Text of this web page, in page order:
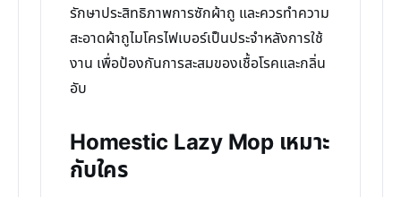
รักษาประสิทธิภาพการซักผ้าถู และควรทำความ
สะอาดผ้าถูไมโครไฟเบอร์เป็นประจำหลังการใช้
งาน เพื่อป้องกันการสะสมของเชื้อโรคและกลิ่น
อับ
Homestic Lazy Mop เหมาะ
กับใคร